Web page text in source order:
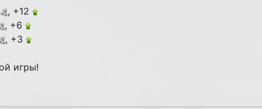
, +12
, +6
, +3
игры!